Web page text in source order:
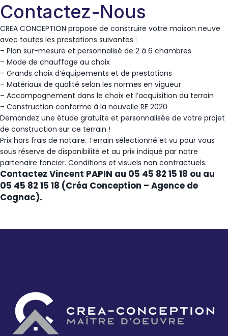
Contactez-Nous
CREA CONCEPTION propose de construire votre maison neuve
avec toutes les prestations suivantes :
– Plan sur-mesure et personnalisé de 2 à 6 chambres
– Mode de chauffage au choix
– Grands choix d’équipements et de prestations
– Matériaux de qualité selon les normes en vigueur
– Accompagnement dans le choix et l’acquisition du terrain
– Construction conforme à la nouvelle RE 2020
Demandez une étude gratuite et personnalisée de votre projet
de construction sur ce terrain !
Prix hors frais de notaire. Terrain sélectionné et vu pour vous
sous réserve de disponibilité et au prix indiqué par notre
partenaire foncier. Conditions et visuels non contractuels.
Contactez Vincent PAPIN au 05 45 82 15 18 ou au
05 45 82 15 18 (Créa Conception – Agence de
Cognac).